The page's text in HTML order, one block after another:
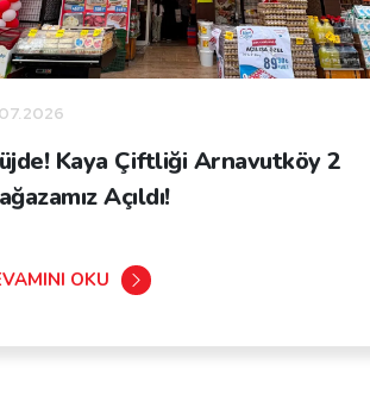
Kaya Çiftliği Arnavutköy 2
Açıldı!
OKU